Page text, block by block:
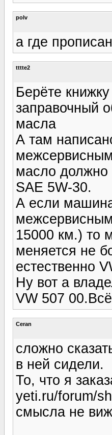
polv
а где
tttte2
Берёте
заправочный
масла
А там
масло должно
SAE 5W-30.
А если
15000 км.) то
меняется не
естественно
Ну вот а
VW 507
Ceran
сложно
в ней сидели.
То, что я
yeti.ru/forum/
смысла не